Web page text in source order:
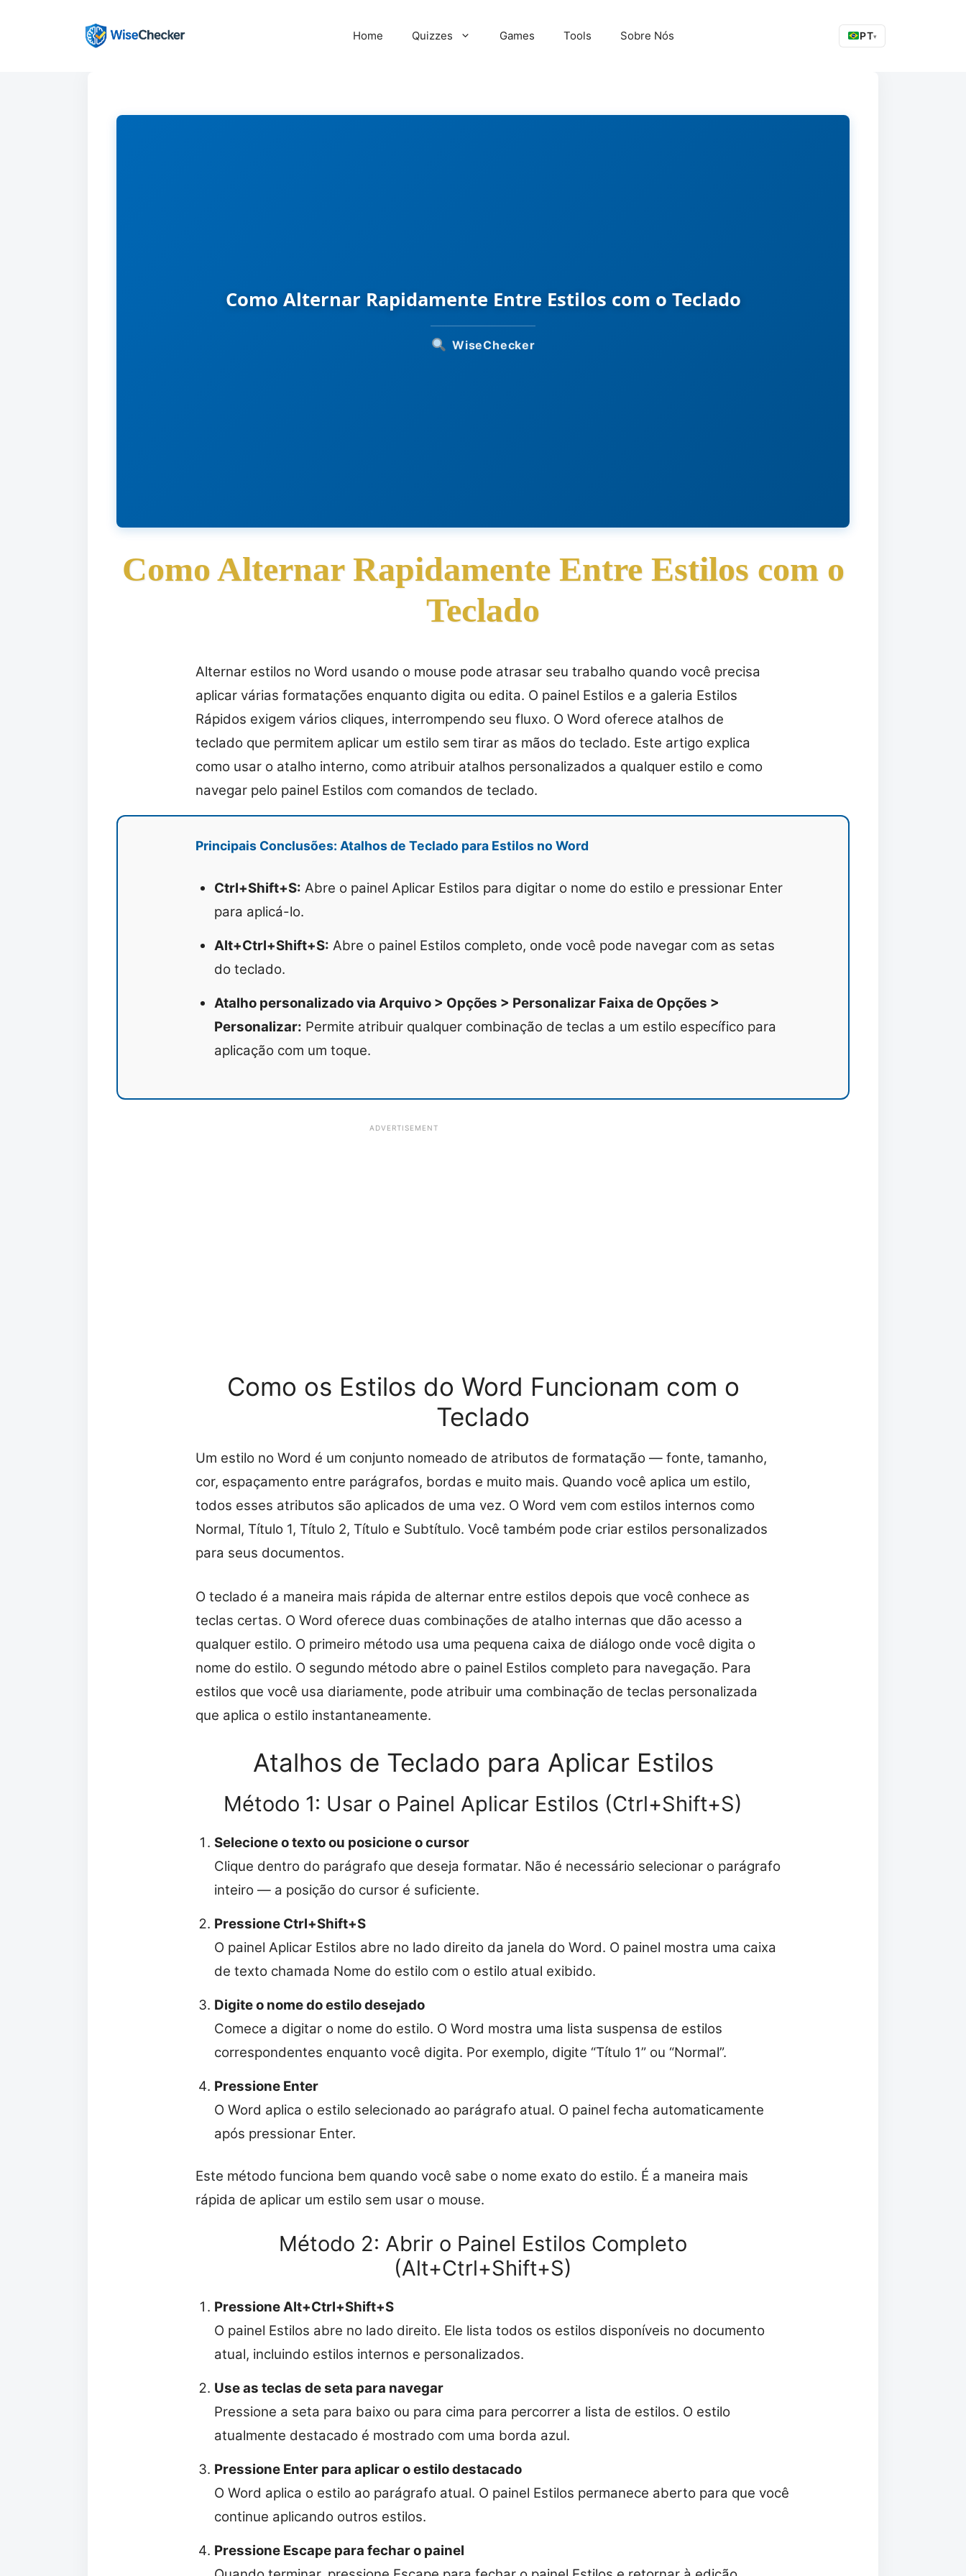
Home Quizzes Games Tools Sobre Nós PT▾
Como Alternar Rapidamente Entre Estilos com o Teclado
WiseChecker
Como Alternar Rapidamente Entre Estilos com o
Teclado
Alternar estilos no Word usando o mouse pode atrasar seu trabalho quando você precisa
aplicar várias formatações enquanto digita ou edita. O painel Estilos e a galeria Estilos
Rápidos exigem vários cliques, interrompendo seu fluxo. O Word oferece atalhos de
teclado que permitem aplicar um estilo sem tirar as mãos do teclado. Este artigo explica
como usar o atalho interno, como atribuir atalhos personalizados a qualquer estilo e como
navegar pelo painel Estilos com comandos de teclado.
Principais Conclusões: Atalhos de Teclado para Estilos no Word
Ctrl+Shift+S: Abre o painel Aplicar Estilos para digitar o nome do estilo e pressionar Enter
para aplicá-lo.
Alt+Ctrl+Shift+S: Abre o painel Estilos completo, onde você pode navegar com as setas
do teclado.
Atalho personalizado via Arquivo > Opções > Personalizar Faixa de Opções >
Personalizar: Permite atribuir qualquer combinação de teclas a um estilo específico para
aplicação com um toque.
ADVERTISEMENT
Como os Estilos do Word Funcionam com o
Teclado
Um estilo no Word é um conjunto nomeado de atributos de formatação — fonte, tamanho,
cor, espaçamento entre parágrafos, bordas e muito mais. Quando você aplica um estilo,
todos esses atributos são aplicados de uma vez. O Word vem com estilos internos como
Normal, Título 1, Título 2, Título e Subtítulo. Você também pode criar estilos personalizados
para seus documentos.
O teclado é a maneira mais rápida de alternar entre estilos depois que você conhece as
teclas certas. O Word oferece duas combinações de atalho internas que dão acesso a
qualquer estilo. O primeiro método usa uma pequena caixa de diálogo onde você digita o
nome do estilo. O segundo método abre o painel Estilos completo para navegação. Para
estilos que você usa diariamente, pode atribuir uma combinação de teclas personalizada
que aplica o estilo instantaneamente.
Atalhos de Teclado para Aplicar Estilos
Método 1: Usar o Painel Aplicar Estilos (Ctrl+Shift+S)
Selecione o texto ou posicione o cursor
Clique dentro do parágrafo que deseja formatar. Não é necessário selecionar o parágrafo
inteiro — a posição do cursor é suficiente.
Pressione Ctrl+Shift+S
O painel Aplicar Estilos abre no lado direito da janela do Word. O painel mostra uma caixa
de texto chamada Nome do estilo com o estilo atual exibido.
Digite o nome do estilo desejado
Comece a digitar o nome do estilo. O Word mostra uma lista suspensa de estilos
correspondentes enquanto você digita. Por exemplo, digite “Título 1” ou “Normal”.
Pressione Enter
O Word aplica o estilo selecionado ao parágrafo atual. O painel fecha automaticamente
após pressionar Enter.
Este método funciona bem quando você sabe o nome exato do estilo. É a maneira mais
rápida de aplicar um estilo sem usar o mouse.
Método 2: Abrir o Painel Estilos Completo
(Alt+Ctrl+Shift+S)
Pressione Alt+Ctrl+Shift+S
O painel Estilos abre no lado direito. Ele lista todos os estilos disponíveis no documento
atual, incluindo estilos internos e personalizados.
Use as teclas de seta para navegar
Pressione a seta para baixo ou para cima para percorrer a lista de estilos. O estilo
atualmente destacado é mostrado com uma borda azul.
Pressione Enter para aplicar o estilo destacado
O Word aplica o estilo ao parágrafo atual. O painel Estilos permanece aberto para que você
continue aplicando outros estilos.
Pressione Escape para fechar o painel